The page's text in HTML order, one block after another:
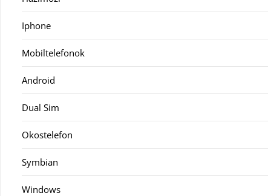
Iphone
Mobiltelefonok
Android
Dual Sim
Okostelefon
Symbian
Windows